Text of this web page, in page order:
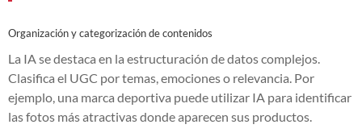
Organización y categorización de contenidos
La IA se destaca en la estructuración de datos complejos.
Clasifica el UGC por temas, emociones o relevancia. Por
ejemplo, una marca deportiva puede utilizar IA para identificar
las fotos más atractivas donde aparecen sus productos.